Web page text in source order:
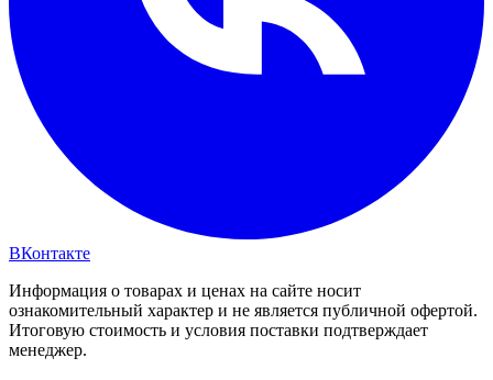
ВКонтакте
Информация о товарах и ценах на сайте носит
ознакомительный характер и не является публичной офертой.
Итоговую стоимость и условия поставки подтверждает
менеджер.